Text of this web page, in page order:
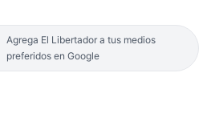
Agrega El Libertador a tus medios
preferidos en Google